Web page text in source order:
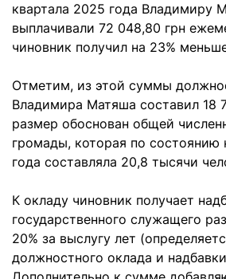
квартала 2025 года Владимиру
выплачивали 72 048,80 грн
чиновник получил на 23%
Отметим, из этой суммы
Владимира Матяша составил 18
размер обоснован общей
громады, которая по состоянию
года составляла 20,8 тысячи
К окладу чиновник получает
государственного служащего
20% за выслугу лет
должностного оклада и